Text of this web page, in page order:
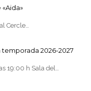
Cercle…
2026-2027
19:00 h Sala del…